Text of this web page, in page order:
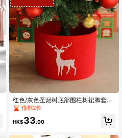
红色/灰色圣诞树底部围栏树裙脚套裙
圣诞装饰用品
僅剩2件
HK$33.00